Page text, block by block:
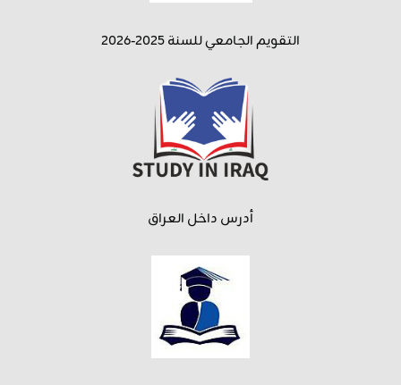
التقويم الجامعي للسنة 2025-2026
أدرس داخل العراق